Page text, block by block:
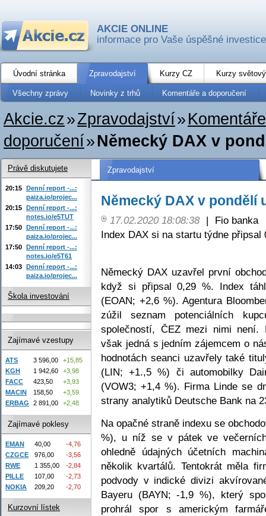
AKCIE ONLINE
informace pro Vaše úspěšné investice
Úvodní stránka Zpravodajství Kurzy CZ Kurzy
Všechny zprávy Novinky z trhů Komentáře a doporučení
Akcie.cz»Zpravodajství»
doporučení»Německý DAX v
Zpravodajství
Německý DAX v pondělí
17.02.2020 18:08:38 |
Fio banka
Index DAX si na startu týdne připsal
Německý DAX uzavřel první
když si připsal 0,29 %. Index
(EOAN; +2,6 %). Agentura
zúžil seznam potenciálních
společností, ČEZ mezi nimi není.
však jedná s jedním zájemcem o
hodnotách seanci uzavřely také
(LIN; +1.,5 %) či automobilky
(VOW3; +1,4 %). Firma Linde se
strany analytiků Deutsche Bank na
Na opačné straně indexu se
%), u níž se v pátek ve
ohledně údajných účetních
několik kvartálů. Tentokrát měla
podvody v indické divizi
Bayeru (BAYN; -1,9 %), který
prohrál spor s americkým
Právě diskutujete
20:15 Denní report -...:
paiza.io/projec...
20:15 Denní report -...:
notes.io/e5TUT
17:50 Denní report -...:
paiza.io/projec...
17:50 Denní report -...:
notes.io/e5T61
14:03 Denní report -...:
paiza.io/projec...
Škola investování
Zajímavé vzestupy
ATS 3 596,00
+15,85
KGH
1 942,60
+3,98
FACC
423,50
+3,93
MACIN
158,50
+3,59
ERBAG
2 891,00 +2,48
Zajímavé poklesy
EMAN 40,00
-4,76
CZGCE
976,00
-3,56
RWE
1 355,00
-2,84
PILLE
107,00
-2,73
NOKIA
209,20 -2,70
Kurzovní lístek